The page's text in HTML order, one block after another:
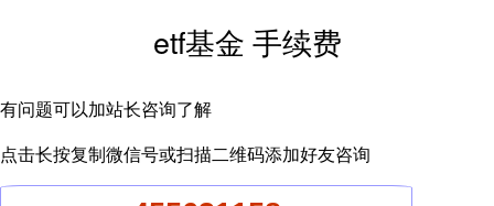
etf基金 手续费
有问题可以加站长咨询了解
点击长按复制微信号或扫描二维码添加好友咨询